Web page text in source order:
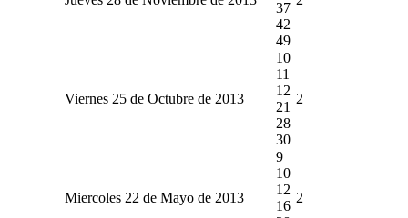
37
42
49
Viernes 25 de Octubre de 2013
10
11
12
21
28
30
2
Miercoles 22 de Mayo de 2013
9
10
12
16
2